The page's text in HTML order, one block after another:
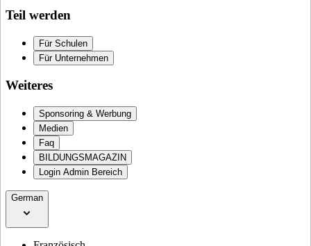
Teil werden
Für Schulen
Für Unternehmen
Weiteres
Sponsoring & Werbung
Medien
Faq
BILDUNGSMAGAZIN
Login Admin Bereich
German